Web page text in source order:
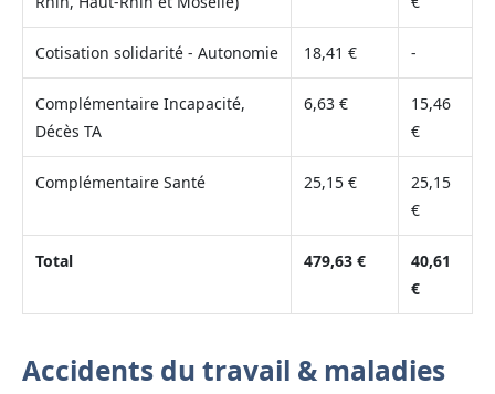
Cotisation solidarité - Autonomie 18,41 € -
Complémentaire Incapacité,
Décès TA
6,63 €
15,46
€
Complémentaire Santé 25,15 €
25,15
€
Total 479,63 €
40,61
€
Accidents du travail & maladies